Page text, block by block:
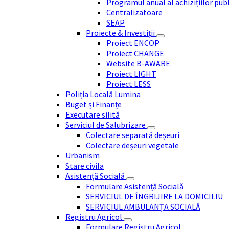
Programul anual al achizițiilor
Centralizatoare
SEAP
Proiecte & Investiții
Proiect ENCOP
Proiect CHANGE
Website B-AWARE
Proiect LIGHT
Proiect LESS
Poliția Locală Lumina
Buget și Finanțe
Executare silită
Serviciul de Salubrizare
Colectare separată deșeuri
Colectare deșeuri vegetale
Urbanism
Stare civila
Asistență Socială
Formulare Asistență Socială
SERVICIUL DE ÎNGRIJIRE LA DOMICILIU
SERVICIUL AMBULANȚA SOCIALĂ
Registru Agricol
Formulare Registru Agricol